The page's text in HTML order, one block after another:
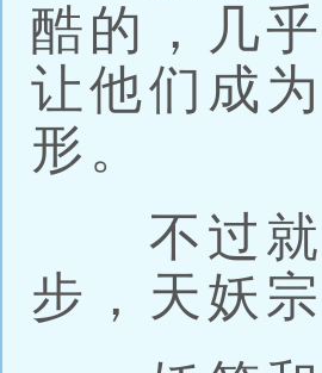
酷的，几
让他们成
形。
不过就
步，天妖